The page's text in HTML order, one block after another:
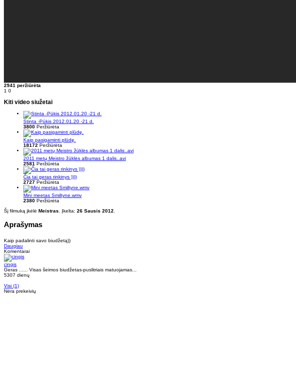
2941 peržiūrėta
1 0
Kiti video siužetai
Stinta -Pūkis 2012.01.20 -21 d.
3800 Peržiūrėta
Kaip pasigaminti plūdę.
18172 Peržiūrėta
2011 metų Meistro žūklės albumas 1 dalis..avi
2581 Peržiūrėta
Čia tai geras rinkinys ))))
2727 Peržiūrėta
Mini meetas Smiltyne.wmv
2380 Peržiūrėta
Šį filmuką įkėlė Meistras . Įkelta: 26 Sausis 2012
Aprašymas
Kaip padalinti savo biudžetą))
Daugiau
Komentarai
cingis
Geras ...... Visas šeimos biudžetas-puslitriais matuojamas...
5307 dienų
Visi (1)
Nėra prekeivių